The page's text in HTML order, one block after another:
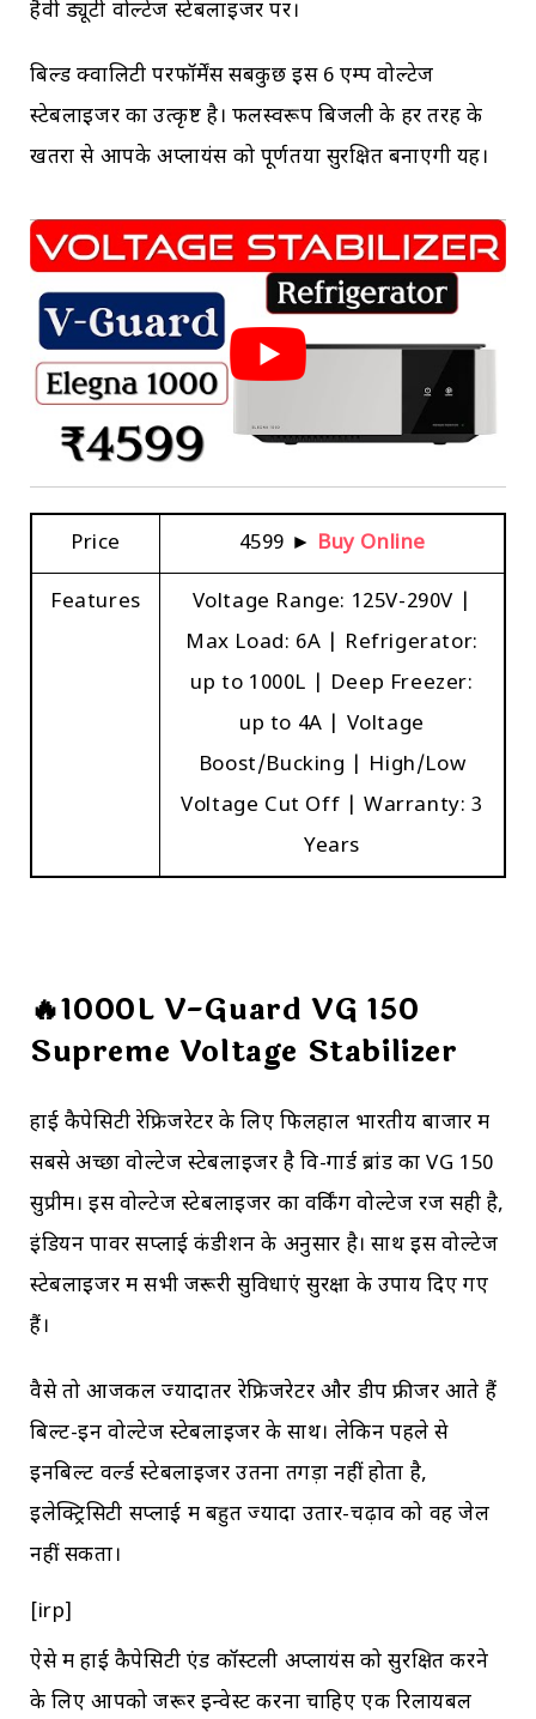
हैवी ड्यूटी वोल्टेज स्टेबलाइजर पर।
बिल्ड क्वालिटी परफॉर्मेंस सबकुछ इस 6 एम्प वोल्टेज
स्टेबलाइजर का उत्कृष्ट है। फलस्वरूप बिजली के हर तरह के
खतरों से आपके अप्लायंस को पूर्णतया सुरक्षित बनाएगी यह।
Price ₹4599 ► Buy Online
Features
Voltage Range: 125V-290V |
Max Load: 6A | Refrigerator:
up to 1000L | Deep Freezer:
up to 4A | Voltage
Boost/Bucking | High/Low
Voltage Cut Off | Warranty: 3
Years
🔥1000L V-Guard VG 150
Supreme Voltage Stabilizer
हाई कैपेसिटी रेफ्रिजरेटर के लिए फिलहाल भारतीय बाजार में
सबसे अच्छा वोल्टेज स्टेबलाइजर है वि-गार्ड ब्रांड का VG 150
सुप्रीम। इस वोल्टेज स्टेबलाइजर का वर्किंग वोल्टेज रेंज सही है,
इंडियन पावर सप्लाई कंडीशन के अनुसार है। साथ इस वोल्टेज
स्टेबलाइजर में सभी जरूरी सुविधाएं सुरक्षा के उपाय दिए गए
हैं।
वैसे तो आजकल ज्यादातर रेफ्रिजरेटर और डीप फ्रीजर आते हैं
बिल्ट-इन वोल्टेज स्टेबलाइजर के साथ। लेकिन पहले से
इनबिल्ट वर्ल्ड स्टेबलाइजर उतना तगड़ा नहीं होता है,
इलेक्ट्रिसिटी सप्लाई में बहुत ज्यादा उतार-चढ़ाव को वह जेल
नहीं सकता।
[irp]
ऐसे में हाई कैपेसिटी एंड कॉस्टली अप्लायंस को सुरक्षित करने
के लिए आपको जरूर इन्वेस्ट करना चाहिए एक रिलायबल